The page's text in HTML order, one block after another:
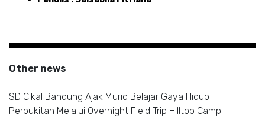
Other news
SD Cikal Bandung Ajak Murid Belajar Gaya Hidup
Perbukitan Melalui Overnight Field Trip Hilltop Camp